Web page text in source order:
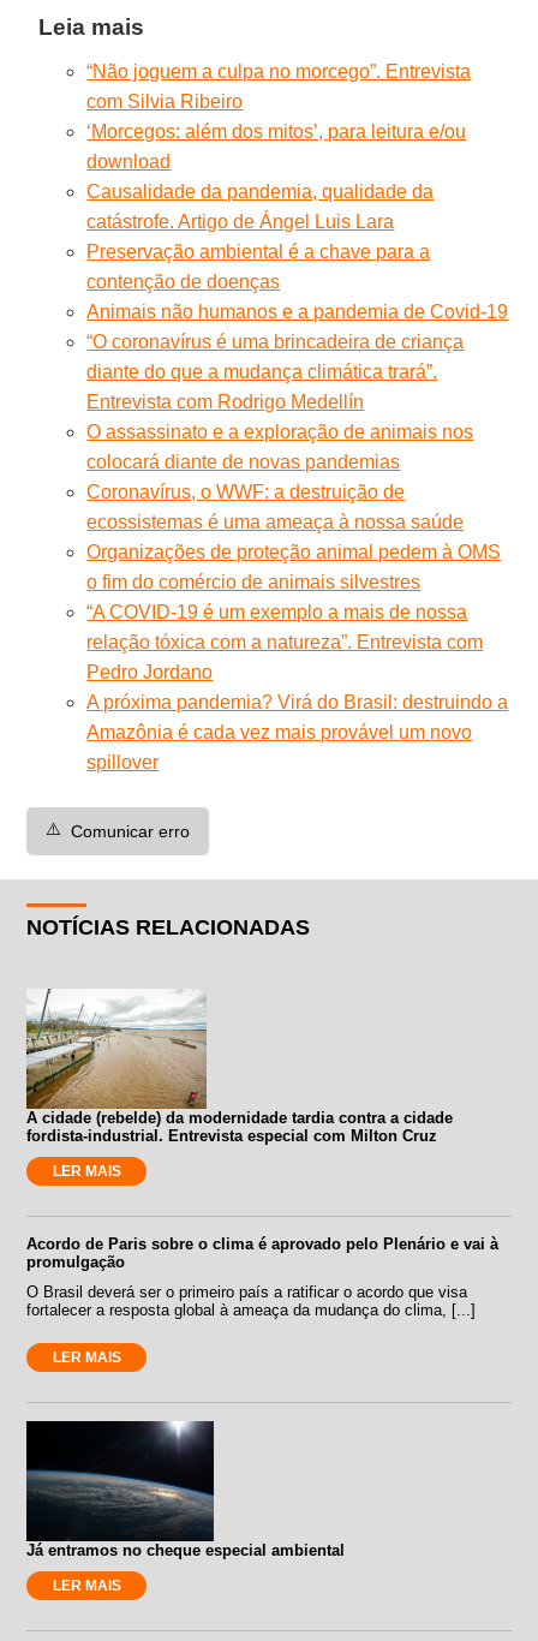
Leia mais
“Não joguem a culpa no morcego”. Entrevista
com Silvia Ribeiro
‘Morcegos: além dos mitos’, para leitura e/ou
download
Causalidade da pandemia, qualidade da
catástrofe. Artigo de Ángel Luis Lara
Preservação ambiental é a chave para a
contenção de doenças
Animais não humanos e a pandemia de Covid-19
“O coronavírus é uma brincadeira de criança
diante do que a mudança climática trará”.
Entrevista com Rodrigo Medellín
O assassinato e a exploração de animais nos
colocará diante de novas pandemias
Coronavírus, o WWF: a destruição de
ecossistemas é uma ameaça à nossa saúde
Organizações de proteção animal pedem à OMS
o fim do comércio de animais silvestres
“A COVID-19 é um exemplo a mais de nossa
relação tóxica com a natureza”. Entrevista com
Pedro Jordano
A próxima pandemia? Virá do Brasil: destruindo a
Amazônia é cada vez mais provável um novo
spillover
⚠️ Comunicar erro
NOTÍCIAS RELACIONADAS
A cidade (rebelde) da modernidade tardia contra a cidade
fordista-industrial. Entrevista especial com Milton Cruz
LER MAIS
Acordo de Paris sobre o clima é aprovado pelo Plenário e vai à
promulgação
O Brasil deverá ser o primeiro país a ratificar o acordo que visa
fortalecer a resposta global à ameaça da mudança do clima, [...]
LER MAIS
Já entramos no cheque especial ambiental
LER MAIS